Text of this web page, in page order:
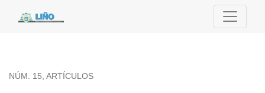
El escultor Juan de Villanueva y la colonia de artistas
NÚM. 15, ARTÍCULOS